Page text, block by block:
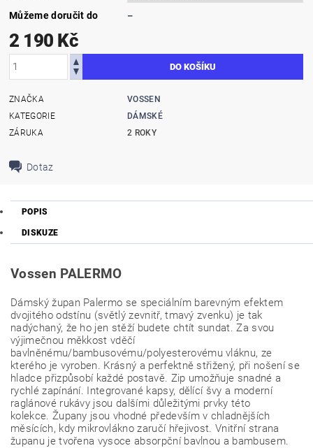
Můžeme doručit do
–
2 190 Kč
ZNAČKA
VOSSEN
KATEGORIE
DÁMSKÉ
ZÁRUKA
2 ROKY
Dotaz
POPIS
DISKUZE
Vossen PALERMO
Dámský župan Palermo se speciálním barevným efektem
dvojitého odstínu (světlý zevnitř, tmavý zvenku) je tak
nadýchaný, že ho jen stěží budete chtít sundat. Za svou
výjimečnou měkkost vděčí
bavlněnému/bambusovému/polyesterovému vláknu, ze
kterého je vyroben. Krásný a perfektně střižený, při nošení se
hladce přizpůsobí každé postavě. Zip umožňuje snadné a
rychlé zapínání. Integrované kapsy, dělící švy a moderní
raglánové rukávy jsou dalšími důležitými prvky této
kolekce. Župany jsou vhodné především v chladnějších
měsících, kdy mikrovlákno zaručí hřejivost. Vnitřní strana
županu je tvořena vysoce absorpční bavlnou a bambusem.